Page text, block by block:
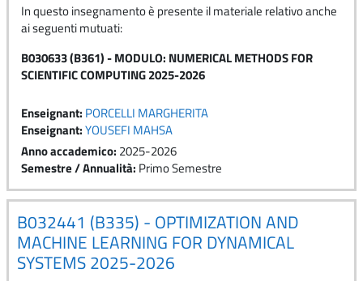
In questo insegnamento è presente il materiale relativo anche
ai seguenti mutuati:
B030633 (B361) - MODULO: NUMERICAL METHODS FOR
SCIENTIFIC COMPUTING 2025-2026
Enseignant: PORCELLI MARGHERITA
Enseignant:YOUSEFI MAHSA
Anno accademico: 2025-2026
Semestre / Annualità: Primo Semestre
B032441 (B335) - OPTIMIZATION AND
MACHINE LEARNING FOR DYNAMICAL
SYSTEMS 2025-2026